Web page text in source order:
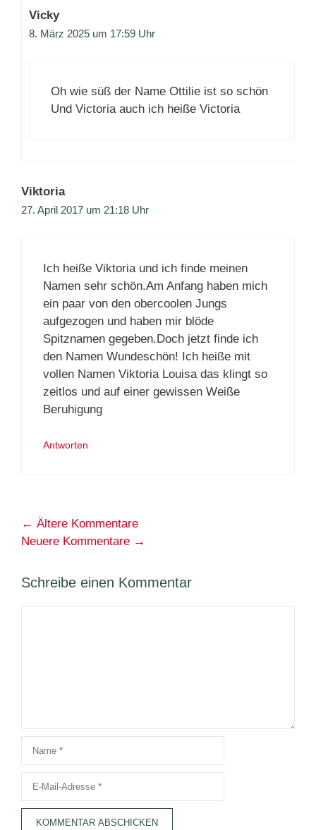
Vicky
8. März 2025 um 17:59 Uhr
Oh wie süß der Name Ottilie ist so schön
Und Victoria auch ich heiße Victoria
Viktoria
27. April 2017 um 21:18 Uhr
Ich heiße Viktoria und ich finde meinen
Namen sehr schön.Am Anfang haben mich
ein paar von den obercoolen Jungs
aufgezogen und haben mir blöde
Spitznamen gegeben.Doch jetzt finde ich
den Namen Wundeschön! Ich heiße mit
vollen Namen Viktoria Louisa das klingt so
zeitlos und auf einer gewissen Weiße
Beruhigung
Antworten
Kommentarnavigation
← Ältere Kommentare
Neuere Kommentare →
Schreibe einen Kommentar
Name